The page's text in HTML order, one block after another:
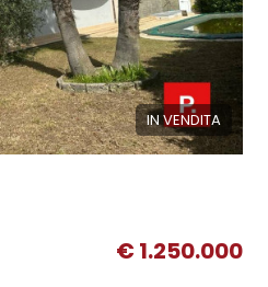
IN VENDITA
€ 1.250.000